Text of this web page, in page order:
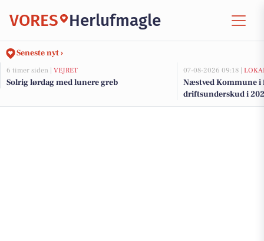
VORES Herlufmagle
Seneste nyt ›
6 timer siden | VEJRET
Solrig lørdag med lunere greb
07-08-2026 09:18 |
Næstved Kommune i
driftsunderskud i
på vej for at bevare